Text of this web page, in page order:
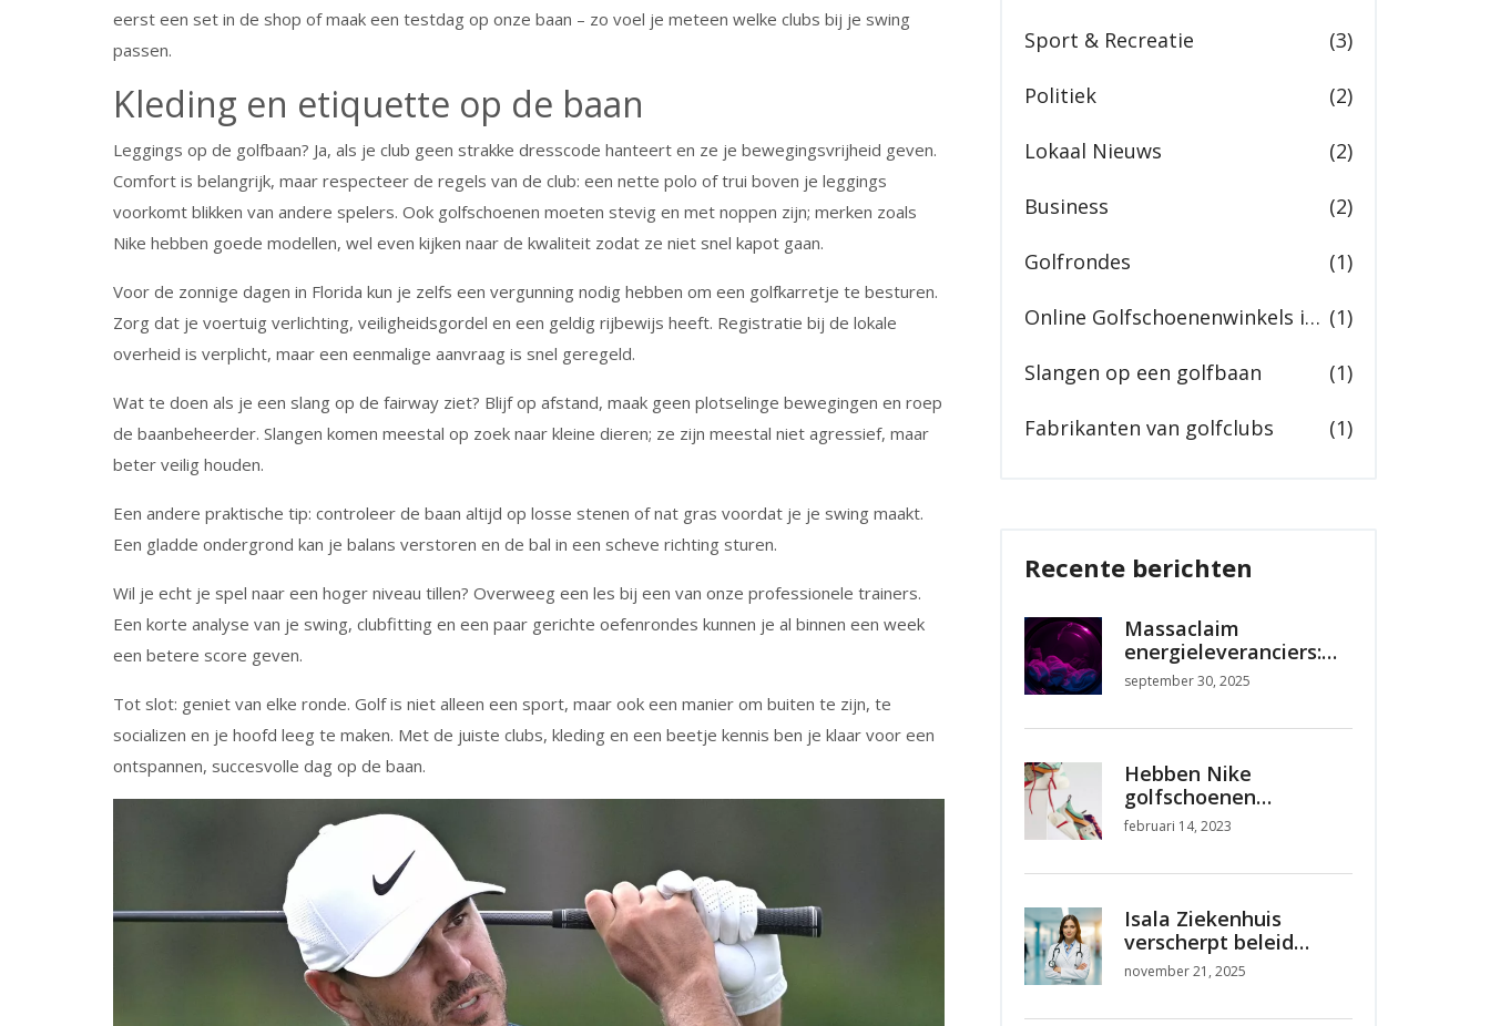
eerst een set in de shop of maak een testdag op onze baan – zo voel je meteen welke clubs bij je swing
passen.
Kleding en etiquette op de baan
Leggings op de golfbaan? Ja, als je club geen strakke dresscode hanteert en ze je bewegingsvrijheid geven.
Comfort is belangrijk, maar respecteer de regels van de club: een nette polo of trui boven je leggings
voorkomt blikken van andere spelers. Ook golfschoenen moeten stevig en met noppen zijn; merken zoals
Nike hebben goede modellen, wel even kijken naar de kwaliteit zodat ze niet snel kapot gaan.
Voor de zonnige dagen in Florida kun je zelfs een vergunning nodig hebben om een golfkarretje te besturen.
Zorg dat je voertuig verlichting, veiligheidsgordel en een geldig rijbewijs heeft. Registratie bij de lokale
overheid is verplicht, maar een eenmalige aanvraag is snel geregeld.
Wat te doen als je een slang op de fairway ziet? Blijf op afstand, maak geen plotselinge bewegingen en roep
de baanbeheerder. Slangen komen meestal op zoek naar kleine dieren; ze zijn meestal niet agressief, maar
beter veilig houden.
Een andere praktische tip: controleer de baan altijd op losse stenen of nat gras voordat je je swing maakt.
Een gladde ondergrond kan je balans verstoren en de bal in een scheve richting sturen.
Wil je echt je spel naar een hoger niveau tillen? Overweeg een les bij een van onze professionele trainers.
Een korte analyse van je swing, clubfitting en een paar gerichte oefenrondes kunnen je al binnen een week
een betere score geven.
Tot slot: geniet van elke ronde. Golf is niet alleen een sport, maar ook een manier om buiten te zijn, te
socializen en je hoofd leeg te maken. Met de juiste clubs, kleding en een beetje kennis ben je klaar voor een
ontspannen, succesvolle dag op de baan.
Sport & Recreatie (3)
Politiek (2)
Lokaal Nieuws (2)
Business (2)
Golfrondes (1)
Online Golfschoenenwinkels in India (1)
Slangen op een golfbaan (1)
Fabrikanten van golfclubs (1)
Recente berichten
Massaclaim
energieleveranciers:
miljardenschade voor
consumenten
september 30, 2025
Hebben Nike
golfschoenen
kwaliteitsproblemen,
februari 14, 2023
Isala Ziekenhuis
verscherpt beleid
tegen
gedrag na klachten en
november 21, 2025